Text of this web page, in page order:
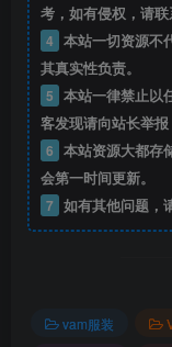
考，如有侵权，请联
4 本站一切资源不
其真实性负责。
5 本站一律禁止以
客发现请向站长举报
6 本站资源大都存
会第一时间更新。
7 如有其他问题，
vam服装